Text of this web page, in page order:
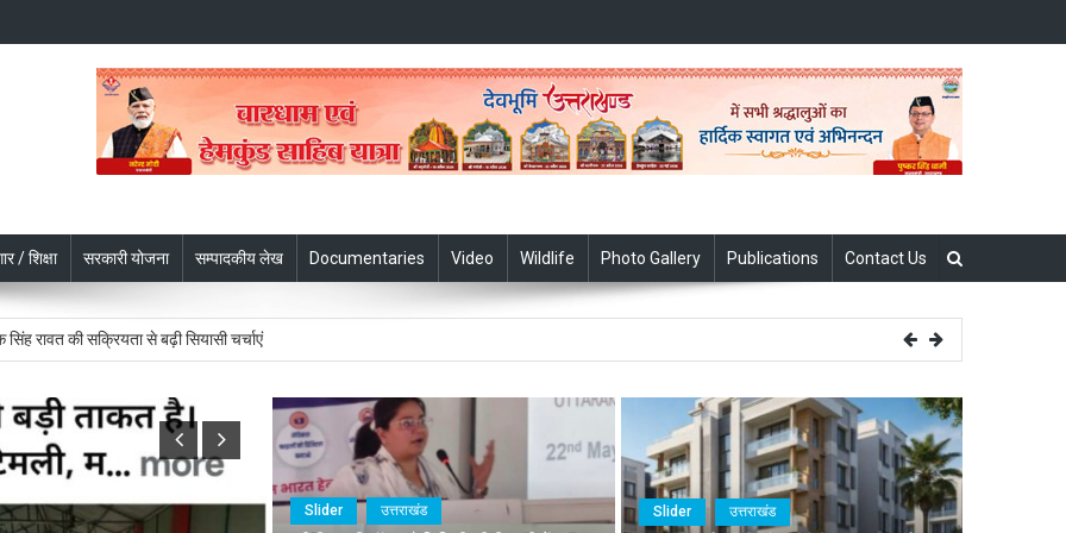
/ शिक्षा सरकारी योजना सम्पादकीय लेख Documentaries Video Wildlife Photo Gallery Publications Contact Us
प्रक्षालन के साथ मुख्यमंत्री ने किया शिवभक्त कांवड़ियों का अभिनंदन
एनसीसी ने की शिष्टाचार भेंट
रावत की सक्रियता से बढ़ी सियासी चर्चाएं
देखते हुए सभी एजेंसियां पूरी तरह सतर्क रहें- सीएम
प्रक्षालन के साथ मुख्यमंत्री ने किया शिवभक्त कांवड़ियों का अभिनंदन
Slider उत्तराखंड Slider उत्तराखंड